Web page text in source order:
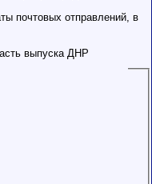
почтовых отправлений, в
выпуска ДНР